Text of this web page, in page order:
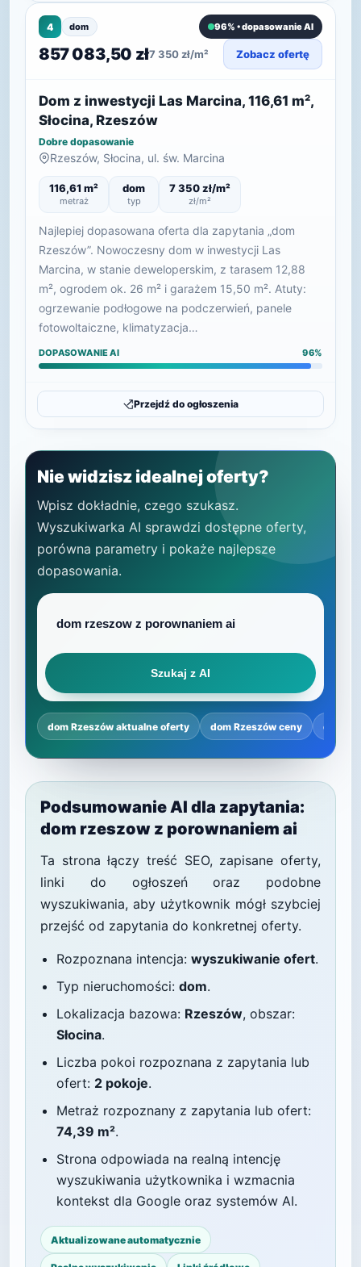
4 dom 96% • dopasowanie AI
857 083,50 zł7 350 zł/m² Zobacz ofertę
Dom z inwestycji Las Marcina, 116,61 m²,
Słocina, Rzeszów
Dobre dopasowanie
Rzeszów, Słocina, ul. św. Marcina
116,61 m²
metraż
dom
typ
7 350 zł/m²
zł/m²
Najlepiej dopasowana oferta dla zapytania „dom
Rzeszów”. Nowoczesny dom w inwestycji Las
Marcina, w stanie deweloperskim, z tarasem 12,88
m², ogrodem ok. 26 m² i garażem 15,50 m². Atuty:
ogrzewanie podłogowe na podczerwień, panele
fotowoltaiczne, klimatyzacja…
DOPASOWANIE AI 96%
Przejdź do ogłoszenia
Nie widzisz idealnej oferty?
Wpisz dokładnie, czego szukasz.
Wyszukiwarka AI sprawdzi dostępne oferty,
porówna parametry i pokaże najlepsze
dopasowania.
Szukaj z AI
dom Rzeszów aktualne oferty dom Rzeszów ceny dom
Podsumowanie AI dla zapytania:
dom rzeszow z porownaniem ai
Ta strona łączy treść SEO, zapisane oferty,
linki do ogłoszeń oraz podobne
wyszukiwania, aby użytkownik mógł szybciej
przejść od zapytania do konkretnej oferty.
Rozpoznana intencja: wyszukiwanie ofert.
Typ nieruchomości: dom.
Lokalizacja bazowa: Rzeszów, obszar:
Słocina.
Liczba pokoi rozpoznana z zapytania lub
ofert: 2 pokoje.
Metraż rozpoznany z zapytania lub ofert:
74,39 m².
Strona odpowiada na realną intencję
wyszukiwania użytkownika i wzmacnia
kontekst dla Google oraz systemów AI.
Aktualizowane automatycznie